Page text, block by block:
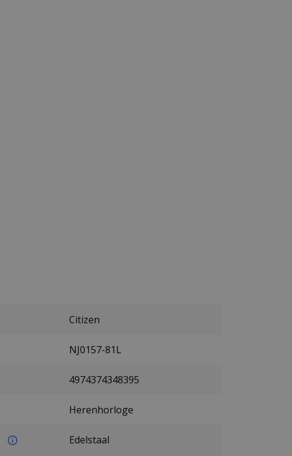
Citizen
NJ0157-81L
4974374348395
Herenhorloge
Edelstaal